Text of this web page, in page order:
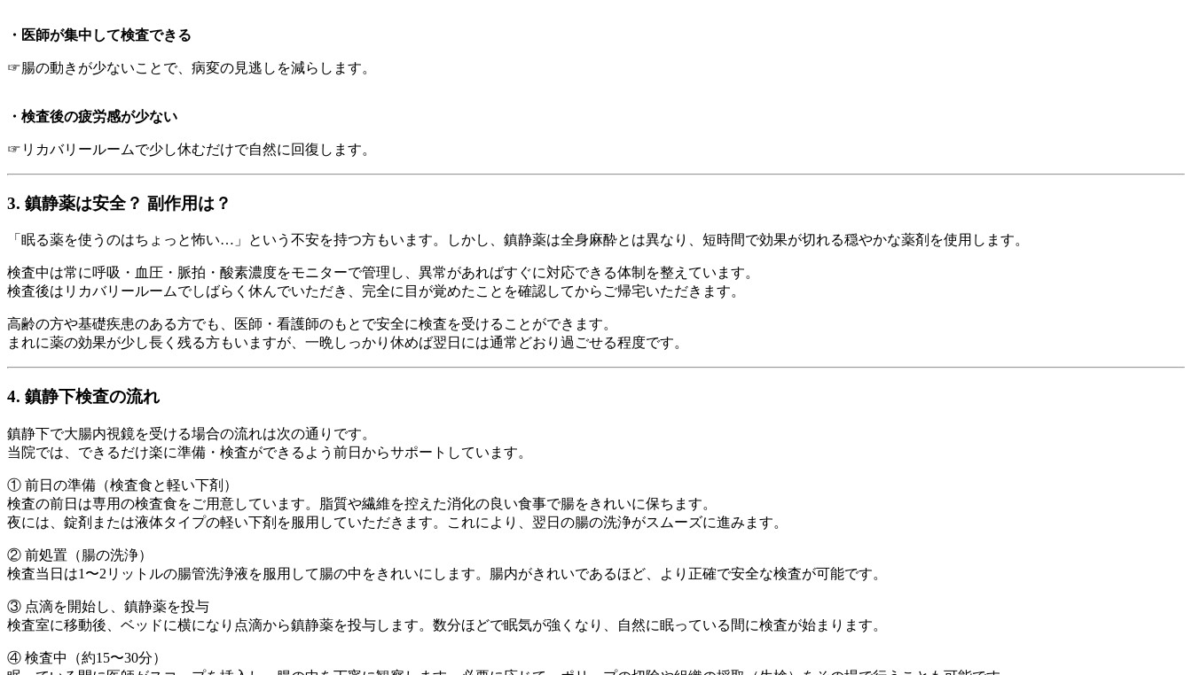
・医師が集中して検査できる
☞腸の動きが少ないことで、病変の見逃しを減らします。
・検査後の疲労感が少ない
☞リカバリールームで少し休むだけで自然に回復します。
3. 鎮静薬は安全？ 副作用は？
「眠る薬を使うのはちょっと怖い…」という不安を持つ方もいます。しかし、鎮静薬は全身麻酔とは異なり、短時間で効果が切れる穏やかな薬剤を使用します。
検査中は常に呼吸・血圧・脈拍・酸素濃度をモニターで管理し、異常があればすぐに対応できる体制を整えています。
検査後はリカバリールームでしばらく休んでいただき、完全に目が覚めたことを確認してからご帰宅いただきます。
高齢の方や基礎疾患のある方でも、医師・看護師のもとで安全に検査を受けることができます。
まれに薬の効果が少し長く残る方もいますが、一晩しっかり休めば翌日には通常どおり過ごせる程度です。
4. 鎮静下検査の流れ
鎮静下で大腸内視鏡を受ける場合の流れは次の通りです。
当院では、できるだけ楽に準備・検査ができるよう前日からサポートしています。
① 前日の準備（検査食と軽い下剤）
検査の前日は専用の検査食をご用意しています。脂質や繊維を控えた消化の良い食事で腸をきれいに保ちます。
夜には、錠剤または液体タイプの軽い下剤を服用していただきます。これにより、翌日の腸の洗浄がスムーズに進みます。
② 前処置（腸の洗浄）
検査当日は1〜2リットルの腸管洗浄液を服用して腸の中をきれいにします。腸内がきれいであるほど、より正確で安全な検査が可能です。
③ 点滴を開始し、鎮静薬を投与
検査室に移動後、ベッドに横になり点滴から鎮静薬を投与します。数分ほどで眠気が強くなり、自然に眠っている間に検査が始まります。
④ 検査中（約15〜30分）